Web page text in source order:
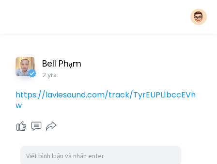
Bell Phạm
2 yrs
https://laviesound.com/track/TyrEUPL1bccEVh
w